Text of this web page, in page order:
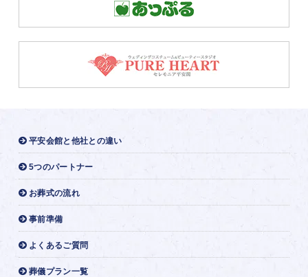
平安会館と他社との違い
5つのパートナー
お葬式の流れ
事前準備
よくあるご質問
葬儀プラン一覧